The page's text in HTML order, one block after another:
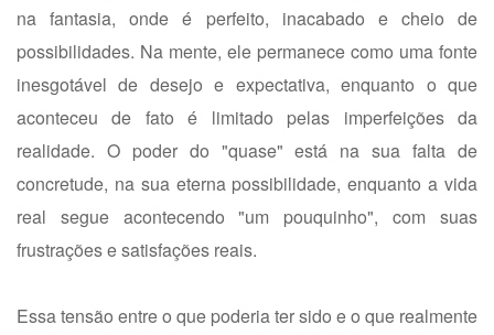
na fantasia, onde é perfeito, inacabado e cheio de
possibilidades. Na mente, ele permanece como uma fonte
inesgotável de desejo e expectativa, enquanto o que
aconteceu de fato é limitado pelas imperfeições da
realidade. O poder do "quase" está na sua falta de
concretude, na sua eterna possibilidade, enquanto a vida
real segue acontecendo "um pouquinho", com suas
frustrações e satisfações reais.
Essa tensão entre o que poderia ter sido e o que realmente